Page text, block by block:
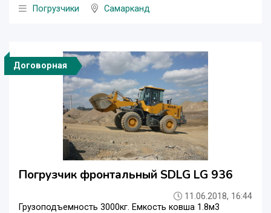
Погрузчики
Самарканд
Договорная
Погрузчик фронтальный SDLG LG 936
11.06.2018, 16:44
Грузоподъемность 3000кг. Емкость ковша 1.8м3